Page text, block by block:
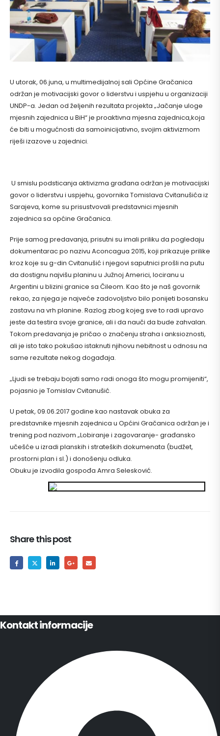
U utorak, 06.juna, u multimedijalnoj sali Općine Gračanica
održan je motivacijski govor o liderstvu i uspjehu u organizaciji
UNDP-a. Jedan od željenih rezultata projekta „Jačanje uloge
mjesnih zajednica u BiH“ je proaktivna mjesna zajednica,koja
će biti u mogućnosti da samoinicijativno, svojim aktivizmom
riješi izazove u zajednici.
U smislu podsticanja aktivizma građana održan je motivacijski
govor o liderstvu i uspjehu, govornika Tomislava Cvitanušića iz
Sarajeva, kome su prisustvovali predstavnici mjesnih
zajednica sa općine Gračanica.
Prije samog predavanja, prisutni su imali priliku da pogledaju
dokumentarac po nazivu Aconcagua 2015, koji prikazuje prilike
kroz koje su g-din Cvitanušić i njegovi saputnici prošli na putu
da dostignu najvišu planinu u Južnoj Americi, lociranu u
Argentini u blizini granice sa Čileom. Kao što je naš govornik
rekao, za njega je najveće zadovoljstvo bilo ponijeti bosansku
zastavu na vrh planine. Razlog zbog kojeg sve to radi upravo
jeste da testira svoje granice, ali i da nauči da bude zahvalan.
Tokom predavanja je pričao o značenju straha i anksioznosti,
ali je isto tako pokušao istaknuti njihovu nebitnost u odnosu na
same rezultate nekog događaja.
„Ljudi se trebaju bojati samo radi onoga što mogu promijeniti“,
pojasnio je Tomislav Cvitanušić.
U petak, 09.06.2017 godine kao nastavak obuka za
predstavnike mjesnih zajednica u Općini Gračanica održan je i
trening pod nazivom „Lobiranje i zagovaranje- građansko
učešće u izradi planskih i strateških dokumenata (budžet,
prostorni plan i sl.) i donošenju odluka.
Obuku je izvodila gospođa Amra Selesković.
Share this post
Kontakt informacije